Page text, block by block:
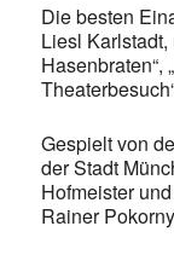
Die besten
Liesl Karlstadt,
Hasenbraten“,
Gespielt von
der Stadt
Hofmeister
Rainer